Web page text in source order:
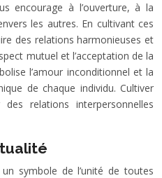
encourage à l’ouverture, à la
les autres. En cultivant ces
des relations harmonieuses et
mutuel et l’acceptation de la
l’amour inconditionnel et la
de chaque individu. Cultiver
relations interpersonnelles
symbole de l’unité de toutes